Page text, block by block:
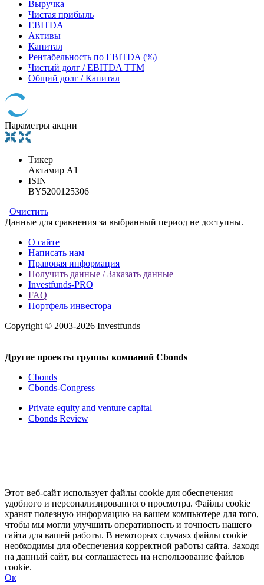
Выручка
Чистая прибыль
EBITDA
Активы
Капитал
Рентабельность по EBITDA (%)
Чистый долг / EBITDA TTM
Общий долг / Капитал
Параметры акции
Тикер
Актамир А1
ISIN
BY5200125306
Очистить
Данные для сравнения за выбранный период не доступны.
О сайте
Написать нам
Правовая информация
Получить данные / Заказать данные
Investfunds-PRO
FAQ
Портфель инвестора
Copyright © 2003-2026 Investfunds
Другие проекты группы компаний Cbonds
Cbonds
Cbonds-Congress
Private equity and venture capital
Cbonds Review
Этот веб-сайт использует файлы cookie для обеспечения
удобного и персонализированного просмотра. Файлы cookie
хранят полезную информацию на вашем компьютере для того,
чтобы мы могли улучшить оперативность и точность нашего
сайта для вашей работы. В некоторых случаях файлы cookie
необходимы для обеспечения корректной работы сайта. Заходя
на данный сайт, вы соглашаетесь на использование файлов
cookie.
Ок